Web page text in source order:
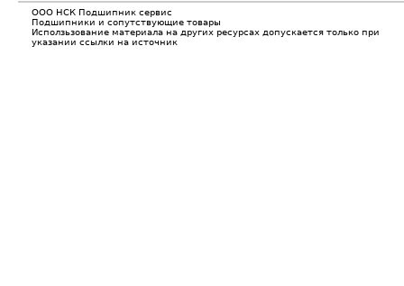
ООО НСК Подшипник сервис
Подшипники и сопутствующие товары
Исползьзование материала на других ресурсах допускается только при
указании ссылки на источник